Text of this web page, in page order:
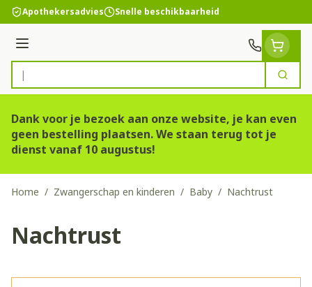
Ga naar de inhoud
Apothekersadvies Snelle beschikbaarheid
Menu
Product, merk, categorie...
Zoek
Dank voor je bezoek aan onze website, je kan even
geen bestelling plaatsen. We staan terug tot je
dienst vanaf 10 augustus!
Home / Zwangerschap en kinderen / Baby / Nachtrust
Nachtrust